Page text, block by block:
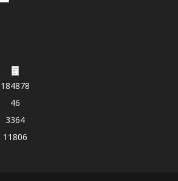
184878
46
3364
11806